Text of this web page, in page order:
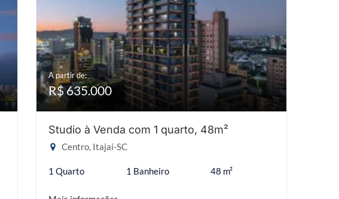
A partir de:
R$ 635.000
Studio à Venda com 1 quarto, 48m²
Centro, Itajaí-SC
1 Quarto 1 Banheiro 48 m²